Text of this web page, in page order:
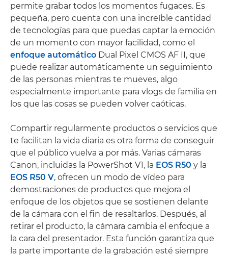
permite grabar todos los momentos fugaces. Es
pequeña, pero cuenta con una increíble cantidad
de tecnologías para que puedas captar la emoción
de un momento con mayor facilidad, como el
enfoque automático Dual Pixel CMOS AF II, que
puede realizar automáticamente un seguimiento
de las personas mientras te mueves, algo
especialmente importante para vlogs de familia en
los que las cosas se pueden volver caóticas.
Compartir regularmente productos o servicios que
te facilitan la vida diaria es otra forma de conseguir
que el público vuelva a por más. Varias cámaras
Canon, incluidas la PowerShot V1, la EOS R50 y la
EOS R50 V, ofrecen un modo de vídeo para
demostraciones de productos que mejora el
enfoque de los objetos que se sostienen delante
de la cámara con el fin de resaltarlos. Después, al
retirar el producto, la cámara cambia el enfoque a
la cara del presentador. Esta función garantiza que
la parte importante de la grabación esté siempre